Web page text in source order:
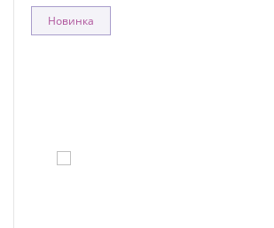
Новинка